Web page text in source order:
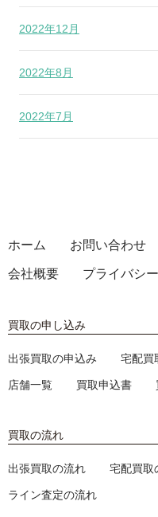
2022年12月
2022年8月
2022年7月
ホーム お問い合わせ
会社概要 プライバシ
買取の申し込み
出張買取の申込み 宅配買
店舗一覧 買取申込書
買取の流れ
出張買取の流れ 宅配買取
ライン査定の流れ